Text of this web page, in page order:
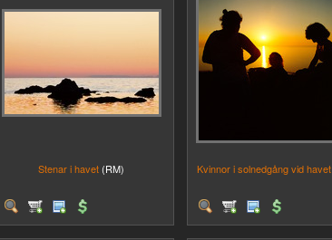
Stenar i havet (RM) Kvinnor i solnedgång vid havet